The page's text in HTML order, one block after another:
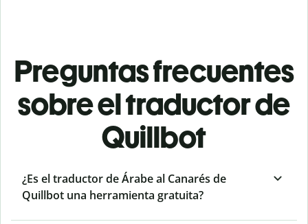
Preguntas frecuentes
sobre el traductor de
Quillbot
¿Es el traductor de Árabe al Canarés de
Quillbot una herramienta gratuita?